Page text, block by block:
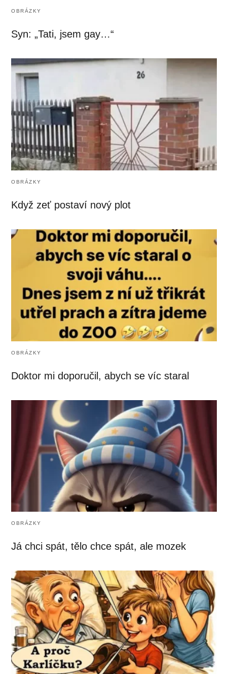
OBRÁZKY
Syn: „Tati, jsem gay…“
OBRÁZKY
Když zeť postaví nový plot
OBRÁZKY
Doktor mi doporučil, abych se víc staral
OBRÁZKY
Já chci spát, tělo chce spát, ale mozek